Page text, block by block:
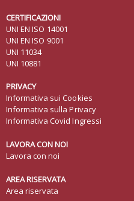
CERTIFICAZIONI
UNI EN ISO 14001
UNI EN ISO 9001
UNI 11034
UNI 10881
PRIVACY
Informativa sui Cookies
Informativa sulla Privacy
Informativa Covid Ingressi
LAVORA CON NOI
Lavora con noi
AREA RISERVATA
Area riservata